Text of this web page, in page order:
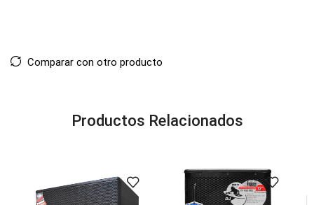
Comparar con otro producto
Productos Relacionados